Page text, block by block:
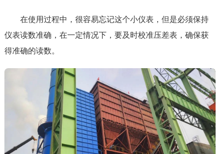
在使用过程中，很容易忘记这个小仪表，但是必须保持
仪表读数准确，在一定情况下，要及时校准压差表，确保获
得准确的读数。